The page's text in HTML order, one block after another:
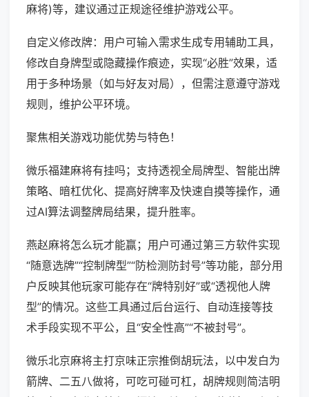
麻将)等，建议通过正规途径维护游戏公平。
自定义修改牌：用户可输入需求生成专用辅助工具，
修改自身牌型或隐藏操作痕迹，实现“必胜”效果，适
用于多种场景（如与好友对局），但需注意遵守游戏
规则，维护公平环境。
聚焦相关游戏功能优势与特色！
微乐福建麻将有挂吗；支持透视全局牌型、智能出牌
策略、暗杠优化、提高好牌率及快速自摸等操作，通
过AI算法调整牌局结果，提升胜率。
燕赵麻将怎么玩才能赢；用户可通过第三方软件实现
“随意选牌”“控制牌型”“防检测防封号”等功能，部分用
户反映其他玩家可能存在“牌特别好”或“透视他人牌
型”的情况。这些工具通过后台运行、自动连接等技
术手段实现不平公，且“安全性高”“不被封号”。
微乐北京麻将主打京味正宗推倒胡玩法，以中发白为
箭牌、二五八做将，可吃可碰可杠，胡牌规则简洁明